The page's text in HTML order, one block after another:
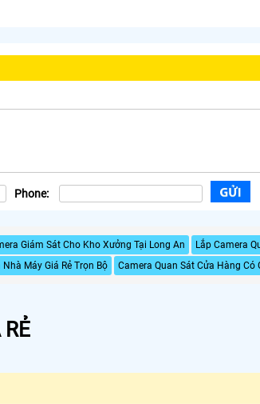
Phone:
Giám Sát Cho Kho Xưởng Tại Long An Lắp Camera
Nhà Máy Giá Rẻ Trọn Bộ Camera Quan Sát Cửa Hàng Có